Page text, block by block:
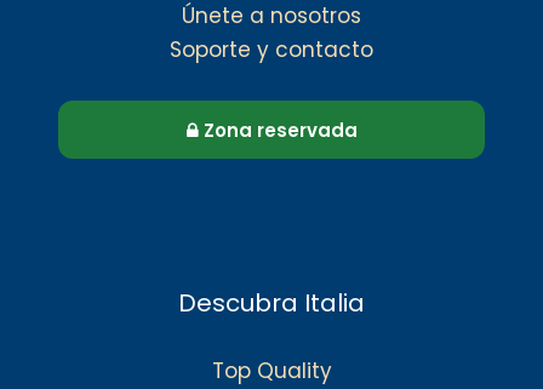
Únete a nosotros
Soporte y contacto
Zona reservada
Descubra Italia
Top Quality